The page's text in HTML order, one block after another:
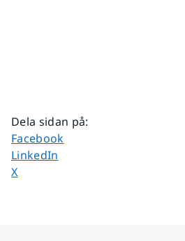
Dela sidan på:
Dela sidan på
Facebook
Dela sidan på
LinkedIn
Dela sidan på
X